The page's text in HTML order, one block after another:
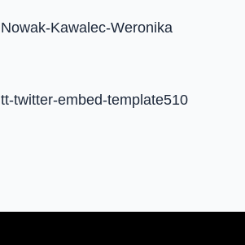
Nowak-Kawalec-Weronika
tt-twitter-embed-template510